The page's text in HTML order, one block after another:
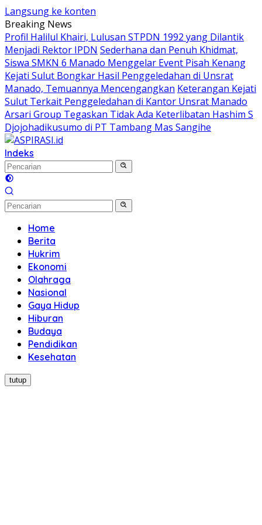
Langsung ke konten
Breaking News
Profil Halilul Khairi, Lulusan STPDN 1992 yang Dilantik
Menjadi Rektor IPDN Sederhana dan Penuh Khidmat,
Siswa SMKN 6 Manado Menggelar Event Pisah Kenang
Kejati Sulut Bongkar Hasil Penggeledahan di Unsrat
Manado, Temuannya Mencengangkan Keterangan Kejati
Sulut Terkait Penggeledahan di Kantor Unsrat Manado
Arsari Group Tegaskan Tidak Ada Keterlibatan Hashim S
Djojohadikusumo di PT Tambang Mas Sangihe
Indeks
Home
Berita
Hukrim
Ekonomi
Olahraga
Nasional
Gaya Hidup
Hiburan
Budaya
Pendidikan
Kesehatan
tutup